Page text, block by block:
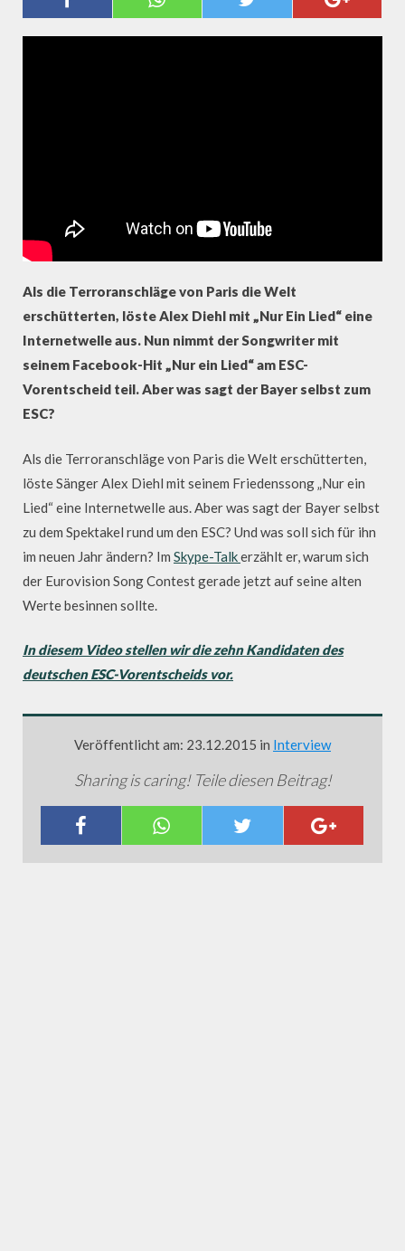
BEIM ESC
Als die Terroranschläge von Paris die Welt
erschütterten, löste Alex Diehl mit „Nur Ein Lied“ eine
Internetwelle aus. Nun nimmt der Songwriter mit
seinem Facebook-Hit „Nur ein Lied“ am ESC-
Vorentscheid teil. Aber was sagt der Bayer selbst zum
ESC?
Als die Terroranschläge von Paris die Welt erschütterten,
löste Sänger Alex Diehl mit seinem Friedenssong „Nur ein
Lied“ eine Internetwelle aus. Aber was sagt der Bayer selbst
zu dem Spektakel rund um den ESC? Und was soll sich für ihn
im neuen Jahr ändern? Im Skype-Talkerzählt er, warum sich
der Eurovision Song Contest gerade jetzt auf seine alten
Werte besinnen sollte.
In diesem Video stellen wir die zehn Kandidaten des
deutschen ESC-Vorentscheids vor.
Veröffentlicht am: 23.12.2015 in Interview
Sharing is caring! Teile diesen Beitrag!